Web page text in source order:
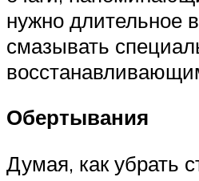
нужно длительное
смазывать
Обертывания
Думая, как убрать